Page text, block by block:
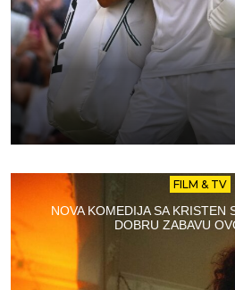
FILM & TV
NOVA KOMEDIJA SA KRISTEN
DOBRU ZABAVU